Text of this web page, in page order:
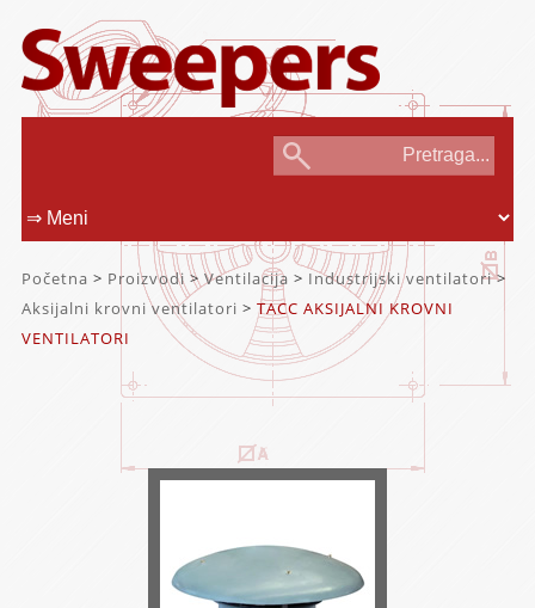
Početna > Proizvodi>Ventilacija > Industrijski ventilatori>
Aksijalni krovni ventilatori > TACC AKSIJALNI KROVNI
VENTILATORI